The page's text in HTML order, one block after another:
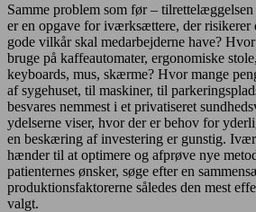
Samme problem som før –
er en opgave for iværksættere, der risikerer
gode vilkår skal medarbejderne have?
bruge på kaffeautomater, ergonomiske
keyboards, mus, skærme? Hvor mange
af sygehuset, til maskiner, til
besvares nemmest i et privatiseret
ydelserne viser, hvor der er behov for
en beskæring af investering er gunstig.
hænder til at optimere og afprøve nye
patienternes ønsker, søge efter en
produktionsfaktorerne således den mest
valgt.